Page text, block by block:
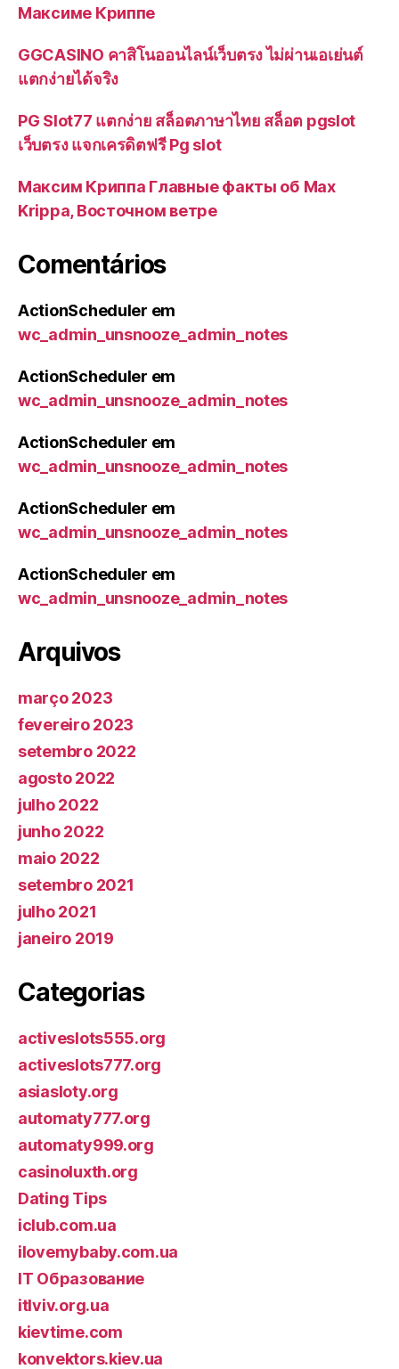
Максиме Криппе
GGCASINO คาสิโนออนไลน์เว็บตรง ไม่ผ่านเอเย่นต์
แตกง่ายได้จริง
PG Slot77 แตกง่าย สล็อตภาษาไทย สล็อต pgslot
เว็บตรง แจกเครดิตฟรี Pg slot
Максим Криппа Главные факты об Max
Krippa, Восточном ветре
Comentários
ActionScheduler em
wc_admin_unsnooze_admin_notes
ActionScheduler em
wc_admin_unsnooze_admin_notes
ActionScheduler em
wc_admin_unsnooze_admin_notes
ActionScheduler em
wc_admin_unsnooze_admin_notes
ActionScheduler em
wc_admin_unsnooze_admin_notes
Arquivos
março 2023
fevereiro 2023
setembro 2022
agosto 2022
julho 2022
junho 2022
maio 2022
setembro 2021
julho 2021
janeiro 2019
Categorias
activeslots555.org
activeslots777.org
asiasloty.org
automaty777.org
automaty999.org
casinoluxth.org
Dating Tips
iclub.com.ua
ilovemybaby.com.ua
IT Образование
itlviv.org.ua
kievtime.com
konvektors.kiev.ua